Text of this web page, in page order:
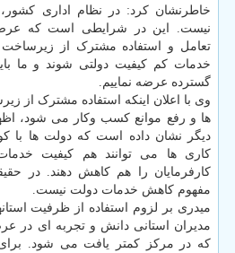
خاطرنشان کرد: در نظام اداری کشور،
نیست. این در شرایطی است که عرضه
تعامل و استفاده مشترک از زیرساخت
خدمات کم کیفیت دولتی شوند و ما
گسترده عرضه نماییم.
وی با اعلان اینکه استفاده مشترک از
ها و رفع موانع کسب وکار می شود،
دیگر نشان داده است که دولت ها
کاری ها می توانند هم کیفیت
کارفرمایان را هم کاهش دهند. در
مفهوم کاهش خدمات دولت نیست.
میدری بر لزوم استفاده از ظرفیت
مدیران استانی دانش و تجربه ای در
که در مرکز کمتر یافت می شود. برای